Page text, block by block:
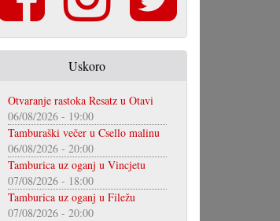
Uskoro
Otvaranje rastoka Resatz u Otavi
06/08/2026 - 19:00
Tamburaški večer u Csello malinu
06/08/2026 - 20:00
Tamburica uz oganj u Vincjetu
07/08/2026 - 18:00
Tamburica uz oganj u Filežu
07/08/2026 - 20:00